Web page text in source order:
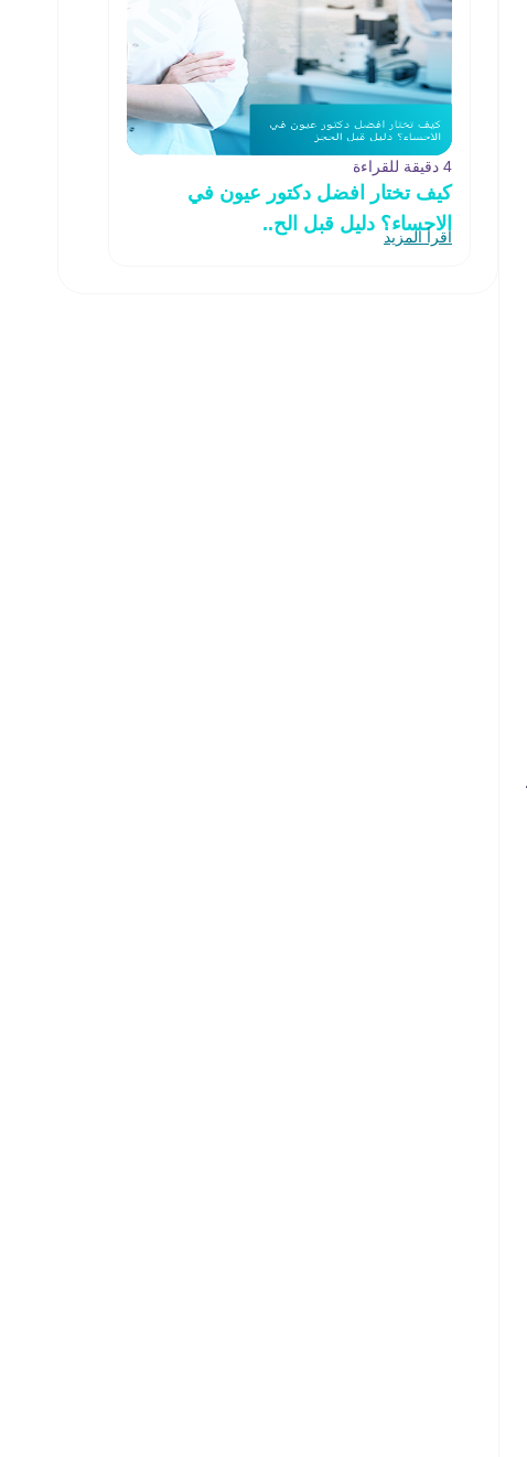
4 دقيقة للقراءة
كيف تختار افضل دكتور عيون في
الاحساء؟ دليل قبل الح..
اقرأ المزيد